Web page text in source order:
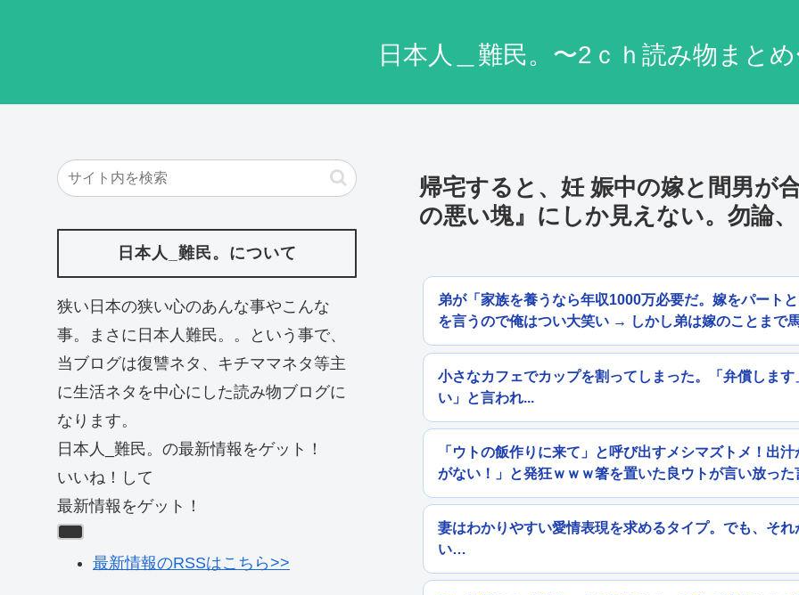
日本人＿難民。〜2ｃｈ読み物まと
帰宅すると、妊 娠中の嫁と間男が
の悪い塊』にしか見えない。勿論
弟が「家族を養うなら年収1000万必要だ。嫁をパート
を言うので俺はつい大笑い → しかし弟は嫁のことまで
小さなカフェでカップを割ってしまった。「弁償しま
い」と言われ...
「ウトの飯作りに来て」と呼び出すメシマズトメ！出
がない！」と発狂ｗｗｗ箸を置いた良ウトが言い放っ
妻はわかりやすい愛情表現を求めるタイプ。でも、そ
い…
日本人_難民。について
狭い日本の狭い心のあんな事やこんな
事。まさに日本人難民。。という事で、
当ブログは復讐ネタ、キチママネタ等主
に生活ネタを中心にした読み物ブログに
なります。
日本人_難民。の最新情報をゲット！
いいね！して
最新情報をゲット！
最新情報のRSSはこちら>>